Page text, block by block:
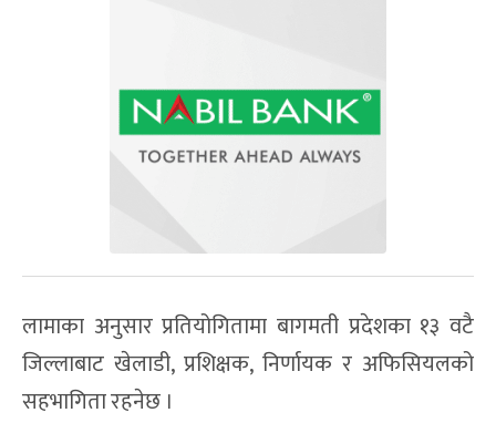
लामाका अनुसार प्रतियोगितामा बागमती प्रदेशका १३ वटै
जिल्लाबाट खेलाडी, प्रशिक्षक, निर्णायक र अफिसियलको
सहभागिता रहनेछ ।